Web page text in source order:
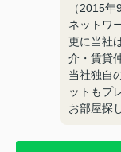
（2015
ネットワ
更に当社
介・賃貸
当社独自
ットもプ
お部屋探